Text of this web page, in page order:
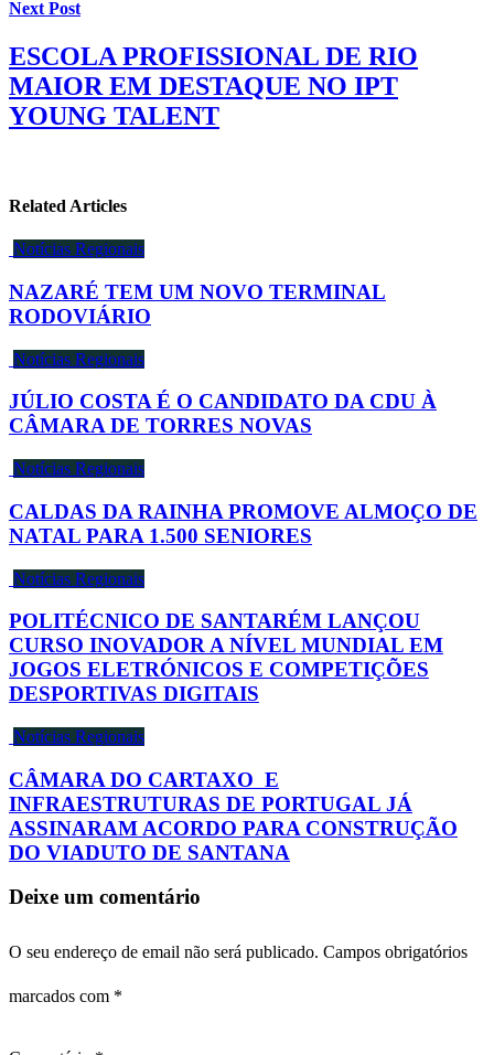
Next Post
ESCOLA PROFISSIONAL DE RIO
MAIOR EM DESTAQUE NO IPT
YOUNG TALENT
Related Articles
Notícias Regionais
NAZARÉ TEM UM NOVO TERMINAL
RODOVIÁRIO
Notícias Regionais
JÚLIO COSTA É O CANDIDATO DA CDU À
CÂMARA DE TORRES NOVAS
Notícias Regionais
CALDAS DA RAINHA PROMOVE ALMOÇO DE
NATAL PARA 1.500 SENIORES
Notícias Regionais
POLITÉCNICO DE SANTARÉM LANÇOU
CURSO INOVADOR A NÍVEL MUNDIAL EM
JOGOS ELETRÓNICOS E COMPETIÇÕES
DESPORTIVAS DIGITAIS
Notícias Regionais
CÂMARA DO CARTAXO E
INFRAESTRUTURAS DE PORTUGAL JÁ
ASSINARAM ACORDO PARA CONSTRUÇÃO
DO VIADUTO DE SANTANA
Deixe um comentário
O seu endereço de email não será publicado. Campos obrigatórios
marcados com *